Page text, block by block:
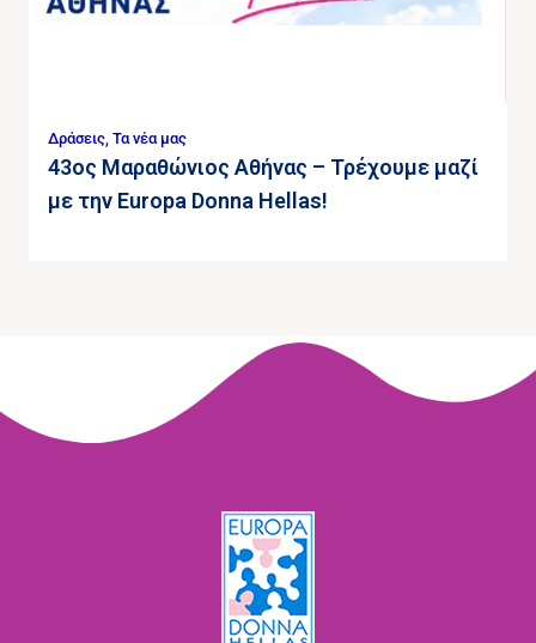
Δράσεις, Τα νέα μας
43ος Μαραθώνιος Αθήνας – Τρέχουμε μαζί
με την Europa Donna Hellas!